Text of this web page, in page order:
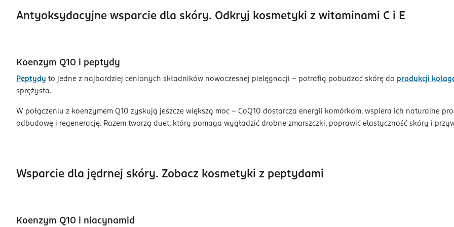
Antyoksydacyjne wsparcie dla skóry. Odkryj kosmetyki z witaminami C i E
Koenzym Q10 i peptydy
Peptydy to jedne z najbardziej cenionych składników nowoczesnej pielęgnacji – potrafią pobudzać skórę do produkcji
sprężysta.
W połączeniu z koenzymem Q10 zyskują jeszcze większą moc – CoQ10 dostarcza energii komórkom, wspiera ich naturalne
odbudowę i regenerację. Razem tworzą duet, który pomaga wygładzić drobne zmarszczki, poprawić elastyczność skóry i
Wsparcie dla jędrnej skóry. Zobacz kosmetyki z peptydami
Koenzym Q10 i niacynamid